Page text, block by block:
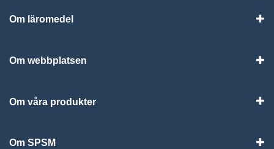
Om läromedel
Om webbplatsen
Om våra produkter
Om SPSM